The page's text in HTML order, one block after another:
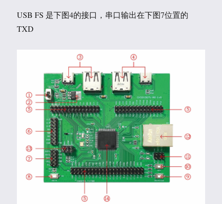
USB FS 是下图4的接口，串口输出在下图7位置的
TXD